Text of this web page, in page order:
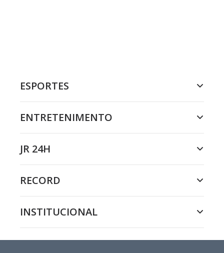
ESPORTES
ENTRETENIMENTO
JR 24H
RECORD
INSTITUCIONAL